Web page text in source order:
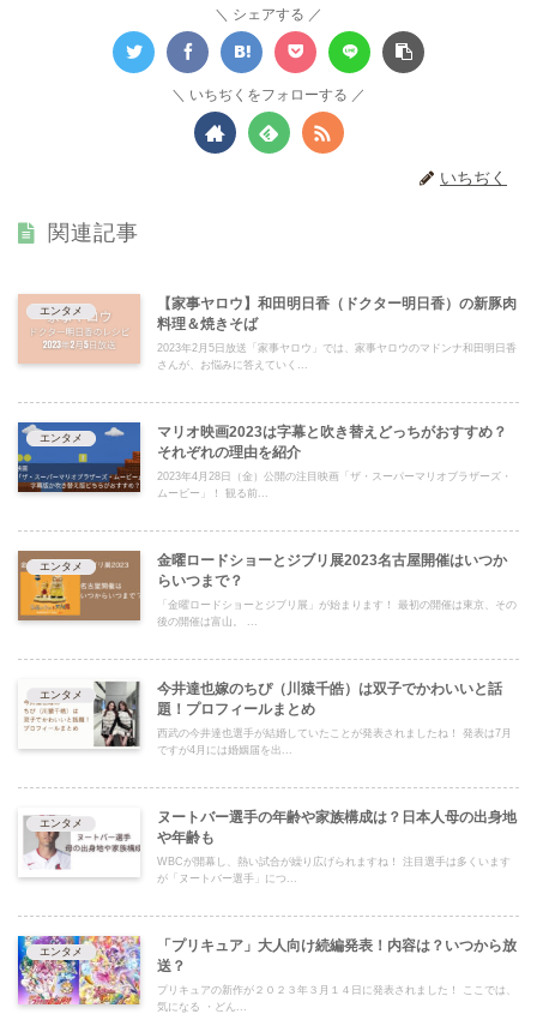
シェアする
いちぢくをフォローする
いちぢく
関連記事
エンタメ
【家事ヤロウ】和田明日香（ドクター明日香）の新豚肉
料理＆焼きそば
2023年2月5日放送「家事ヤロウ」では、家事ヤロウのマドンナ和田明日香
さんが、お悩みに答えていく...
エンタメ
マリオ映画2023は字幕と吹き替えどっちがおすすめ？
それぞれの理由を紹介
2023年4月28日（金）公開の注目映画「ザ・スーパーマリオブラザーズ・
ムービー」！ 観る前...
エンタメ
金曜ロードショーとジブリ展2023名古屋開催はいつか
らいつまで？
「金曜ロードショーとジブリ展」が始まります！ 最初の開催は東京、その
後の開催は富山。 ...
エンタメ
今井達也嫁のちぴ（川猿千皓）は双子でかわいいと話
題！プロフィールまとめ
西武の今井達也選手が結婚していたことが発表されましたね！ 発表は7月
ですが4月には婚姻届を出...
エンタメ
ヌートバー選手の年齢や家族構成は？日本人母の出身地
や年齢も
WBCが開幕し、熱い試合が繰り広げられますね！ 注目選手は多くいます
が「ヌートバー選手」につ...
エンタメ
「プリキュア」大人向け続編発表！内容は？いつから放
送？
プリキュアの新作が２０２３年３月１４日に発表されました！ ここでは、
気になる ・どん...